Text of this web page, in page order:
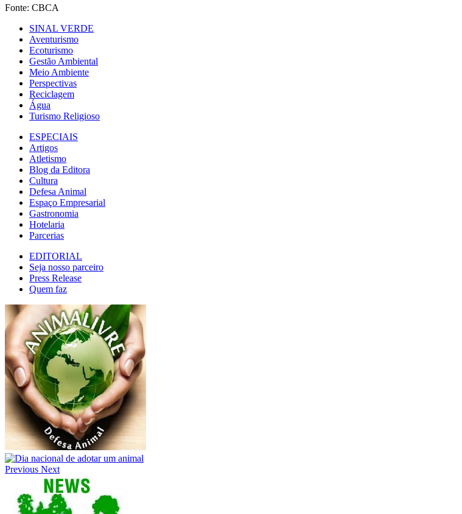
Fonte: CBCA
SINAL VERDE
Aventurismo
Ecoturismo
Gestão Ambiental
Meio Ambiente
Perspectivas
Reciclagem
Água
Turismo Religioso
ESPECIAIS
Artigos
Atletismo
Blog da Editora
Cultura
Defesa Animal
Espaço Empresarial
Gastronomia
Hotelaria
Parcerias
EDITORIAL
Seja nosso parceiro
Press Release
Quem faz
Previous Next